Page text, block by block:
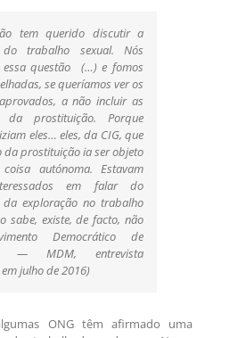
tem querido discutir a
trabalho sexual. Nós
essa questão (…) e fomos
se queríamos ver os
a não incluir as
da prostituição. Porque
eles… eles, da CIG, que
da prostituição ia ser objeto
autónoma. Estavam
em falar do
exploração no trabalho
sabe, existe, de facto, não
Democrático de
— MDM, entrevista
julho de 2016)
ONG têm afirmado uma